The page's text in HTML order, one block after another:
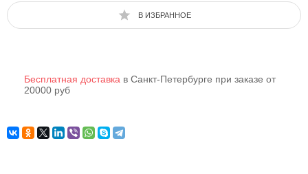
В ИЗБРАННОЕ
Бесплатная доставка в Санкт-Петербурге при заказе от
20000 руб